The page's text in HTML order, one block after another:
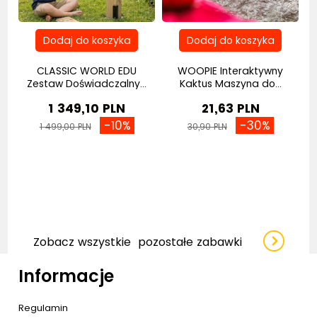
CLASSIC WORLD EDU
Zestaw Doświadczalny...
1 349,10 PLN
1 499,00 PLN -10%
WOOPIE Interaktywny
Kaktus Maszyna do...
21,63 PLN
30,90 PLN -30%
Zobacz wszystkie pozostałe zabawki
Informacje
Regulamin